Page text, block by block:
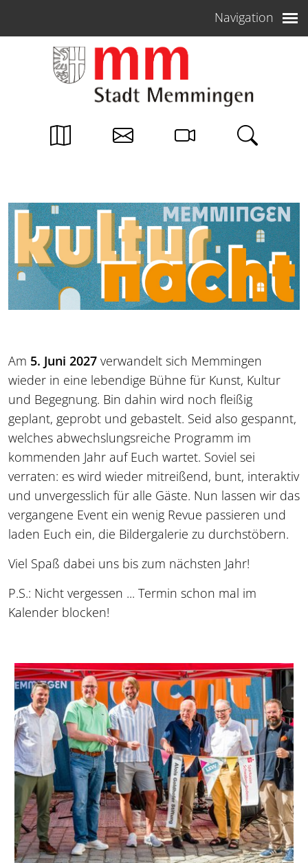
Navigation
Am 5. Juni 2027 verwandelt sich Memmingen
wieder in eine lebendige Bühne für Kunst, Kultur
und Begegnung. Bin dahin wird noch fleißig
geplant, geprobt und gebastelt. Seid also gespannt,
welches abwechslungsreiche Programm im
kommenden Jahr auf Euch wartet. Soviel sei
verraten: es wird wieder mitreißend, bunt, interaktiv
und unvergesslich für alle Gäste. Nun lassen wir das
vergangene Event ein wenig Revue passieren und
laden Euch ein, die Bildergalerie zu durchstöbern.
Viel Spaß dabei uns bis zum nächsten Jahr!
P.S.: Nicht vergessen ... Termin schon mal im
Kalender blocken!